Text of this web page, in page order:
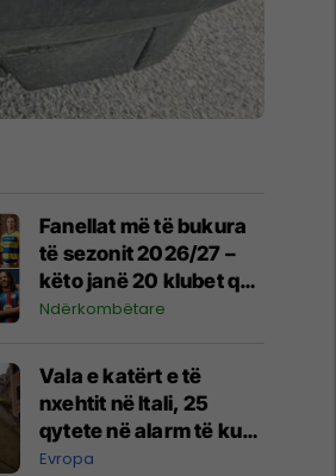
Fanellat më të bukura
të sezonit 2026/27 –
këto janë 20 klubet që
spikatën me dizajnin e
Ndërkombëtare
Vala e katërt e të
nxehtit në Itali, 25
qytete në alarm të kuq
- probleme me
Evropa